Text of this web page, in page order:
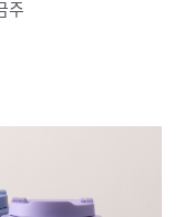
주